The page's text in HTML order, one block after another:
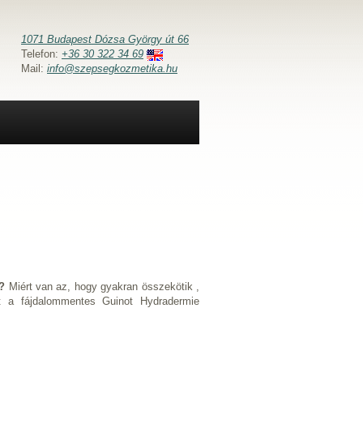
1071 Budapest Dózsa György út 66
Telefon: +36 30 322 34 69
Mail: info@szepsegkozmetika.hu
Miért van az, hogy gyakran összekötik ,
fájdalommentes Guinot Hydradermie